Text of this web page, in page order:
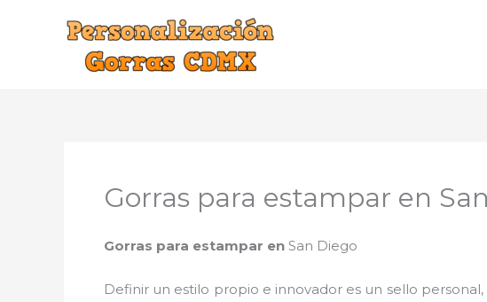
Gorras para estampar en
Gorras para estampar en San Diego
Definir un estilo propio e innovador es un sello